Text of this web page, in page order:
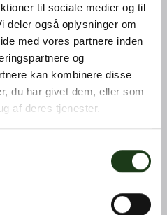
til sociale medier og til
deler også oplysninger om
med vores partnere inden
og
kan kombinere disse
du har givet dem, eller som
af deres tjenester.